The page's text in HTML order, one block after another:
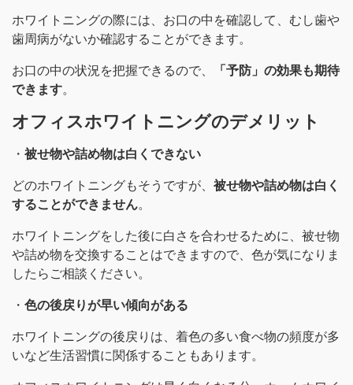
ホワイトニングの際には、お口の中を確認して、むし歯や
歯周病がないか確認することができます。
お口の中の状況を把握できるので、
「予防」の効果も期待
できます。
オフィスホワイトニングのデメリット
・ 被せ物や詰め物は白くできない
どのホワイトニングもそうですが、 被せ物や詰め物は白く
することができません。
ホワイトニングをした後に白さを合わせるために、被せ物
や詰め物を交換することはできますので、色が気になりま
したらご相談ください。
・ 色の後戻りが早い傾向がある
ホワイトニングの後戻りは、着色の多い食べ物の頻度が多
いなど生活習慣に関係することもあります。